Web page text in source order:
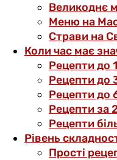
Великоднє
Меню на
Страви на
Коли час має
Рецепти до
Рецепти до
Рецепти до
Рецепти за
Рецепти
Рівень
Прості